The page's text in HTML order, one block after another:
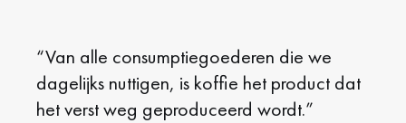
“Van alle consumptiegoederen die we
dagelijks nuttigen, is koffie het product dat
het verst weg geproduceerd wordt.”